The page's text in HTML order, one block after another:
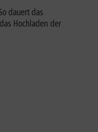
dauert das
Hochladen der